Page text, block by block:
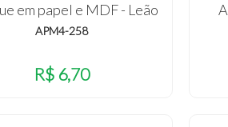
em papel e MDF - Leão
APM4-258
R$ 6,70